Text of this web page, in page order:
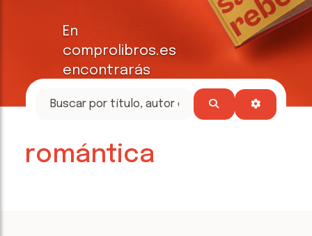
En
comprolibros.es
encontrarás
tesoros
romántica